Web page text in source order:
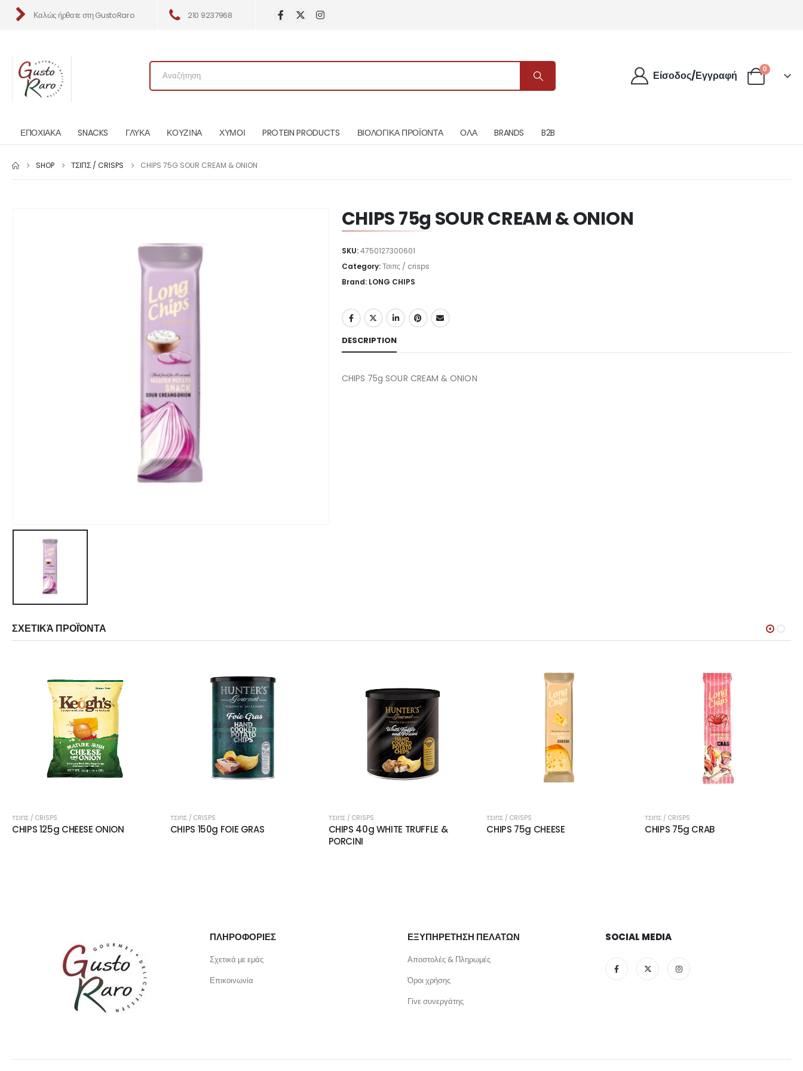
Καλώς ήρθατε στη GustoRaro 210 9237968
Είσοδος/Εγγραφή
0
ΕΠΟΧΙΑΚΑ SNACKS ΓΛΥΚΑ ΚΟΥΖΙΝΑ ΧΥΜΟΙ PROTEIN PRODUCTS ΒΙΟΛΟΓΙΚΑ ΠΡΟΪΟΝΤΑ ΟΛΑ BRANDS B2B
SHOP ΤΣΙΠΣ / CRISPS CHIPS 75G SOUR CREAM & ONION
CHIPS 75g SOUR CREAM & ONION
SKU:4750127300601
Category:Τσιπς / crisps
Brand: LONG CHIPS
DESCRIPTION
CHIPS 75g SOUR CREAM & ONION
ΣΧΕΤΙΚΆ ΠΡΟΪΌΝΤΑ
ΤΣΙΠΣ / CRISPS
CHIPS 125g CHEESE ONION
ΤΣΙΠΣ / CRISPS
CHIPS 150g FOIE GRAS
ΤΣΙΠΣ / CRISPS
CHIPS 40g WHITE TRUFFLE &
PORCINI
ΤΣΙΠΣ / CRISPS
CHIPS 75g CHEESE
ΤΣΙΠΣ / CRISPS
CHIPS 75g CRAB
ΠΛΗΡΟΦΟΡΙΕΣ
Σχετικά με εμάς
Επικοινωνία
ΕΞΥΠΗΡΕΤΗΣΗ ΠΕΛΑΤΩΝ
Αποστολές & Πληρωμές
Όροι χρήσης
Γίνε συνεργάτης
SOCIAL MEDIA